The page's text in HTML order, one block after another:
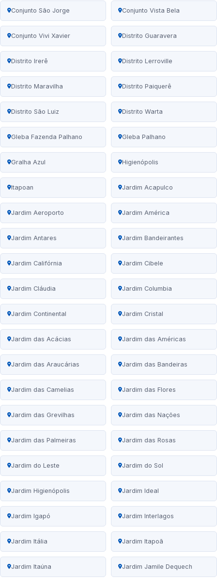
Conjunto São Jorge Conjunto Vista Bela
Conjunto Vivi Xavier Distrito Guaravera
Distrito Irerê Distrito Lerroville
Distrito Maravilha Distrito Paiquerê
Distrito São Luiz Distrito Warta
Gleba Fazenda Palhano Gleba Palhano
Gralha Azul Higienópolis
Itapoan Jardim Acapulco
Jardim Aeroporto Jardim América
Jardim Antares Jardim Bandeirantes
Jardim Califórnia Jardim Cibele
Jardim Cláudia Jardim Columbia
Jardim Continental Jardim Cristal
Jardim das Acácias Jardim das Américas
Jardim das Araucárias Jardim das Bandeiras
Jardim das Camelias Jardim das Flores
Jardim das Grevilhas Jardim das Nações
Jardim das Palmeiras Jardim das Rosas
Jardim do Leste Jardim do Sol
Jardim Higienópolis Jardim Ideal
Jardim Igapó Jardim Interlagos
Jardim Itália Jardim Itapoã
Jardim Itaúna Jardim Jamile Dequech